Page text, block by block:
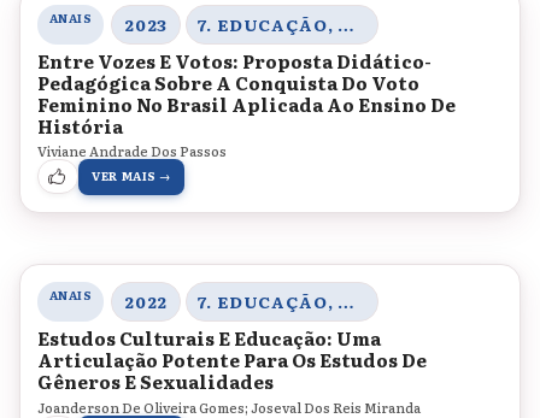
ANAIS 2023 7. EDUCAÇÃO, CORPO E GÊNERO
Entre Vozes E Votos: Proposta Didático-
Pedagógica Sobre A Conquista Do Voto
Feminino No Brasil Aplicada Ao Ensino De
História
Viviane Andrade Dos Passos
VER MAIS →
ANAIS 2022 7. EDUCAÇÃO, CORPO E GÊNERO
Estudos Culturais E Educação: Uma
Articulação Potente Para Os Estudos De
Gêneros E Sexualidades
Joanderson De Oliveira Gomes; Joseval Dos Reis Miranda